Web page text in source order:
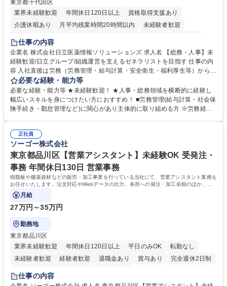
東京都千代田区
業界未経験歓迎
年間休日120日以上
資格取得支援あり
介護休暇あり
月平均残業時間20時間以内
未経験者歓迎
住宅手当あり
育休あり
完全週休2日制 交通費支給 土日祝休み 寮・社宅あり
仕事の内容
企業名 株式会社日立医薬情報ソリューションズ 求人名 【総務・人事】未
経験歓迎/日立グループ/組織運営を支えるゼネラリストを目指す 仕事の内
容 入社直後は労務（労務管理・給与計算・安全衛生・福利厚生等）からお
任せいたします。将来は総務・採用・教育業務へ守備範囲を広げ、組織運
営を支えるゼネラリストをめざせます。 ・初期業務：労働時間管理、給与
計算、社会保険対応、福利厚生管理、安全衛生、健康経営推進等をお任せ
します。ご経験に応じて、休職者管理など、幅広く経験を積んでいただき
幅広く経験を積みたい意欲がある方に最適な環境です。 募集職種 【総
務・人事】未経験歓迎/日立グループ/組織運営を支えるゼネラリストを目
指す
必要な経験・能力等
必要な経験・能力等 ★未経験歓迎！ ★人事・総務領域を横断的に経験し
幅広いスキルを身につけたい方におすすめ！ ■労務管理(給与計算・社会保
険手続き・勤怠管理など)に関心があり主体的に取り組める方 ※労務経験
のご経験 ■労務管理（給与計算・社会保険手続き・勤怠管理など）の経験
■衛生管理者の資格をお持ちの方 学歴・資格 学歴：大学院 大学 高専 短大
専修学校 高校 語学力： 資格：
正社員
ソーゴー株式会社
東京都品川区【営業アシスタント】未経験OK 受発注・
事務 年間休日130日 営業事務
樹脂板や建築資材などの販売・加工事業を行っている当社にて、営業アシスタント業務を
お任せいたします。注文対応やWebデータの出力、各所への発注・加工依頼のほか、電
話・メール対応等の事務業務を担当します。
月給
27万円～35万円
勤務地
東京都品川区
業界未経験歓迎
年間休日120日以上 平日のみOK
転勤なし
未経験者歓迎
経験者歓迎 退職金あり 賞与あり
完全週休2日制
交通費支給
仕事の内容